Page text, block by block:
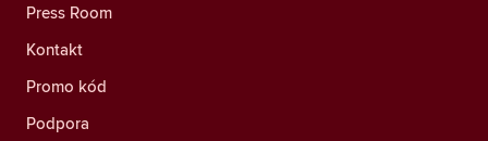
Press Room
Kontakt
Promo kód
Podpora